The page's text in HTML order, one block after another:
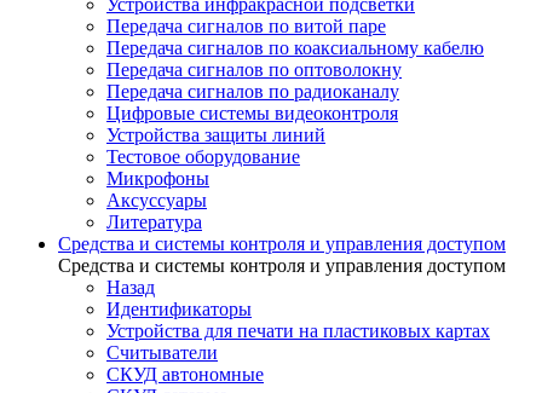
Устройства инфракрасной подсветки
Передача сигналов по витой паре
Передача сигналов по коаксиальному кабелю
Передача сигналов по оптоволокну
Передача сигналов по радиоканалу
Цифровые системы видеоконтроля
Устройства защиты линий
Тестовое оборудование
Микрофоны
Аксуссуары
Литература
Средства и системы контроля и управления доступом
Средства и системы контроля и управления доступом
Назад
Идентификаторы
Устройства для печати на пластиковых картах
Считыватели
СКУД автономные